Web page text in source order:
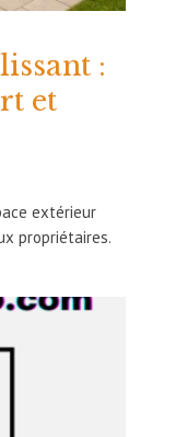
:
et
extérieur
propriétaires.